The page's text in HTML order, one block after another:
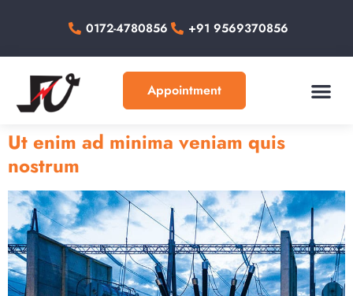
0172-4780856 +91 9569370856
Appointment
Ut enim ad minima veniam quis
nostrum